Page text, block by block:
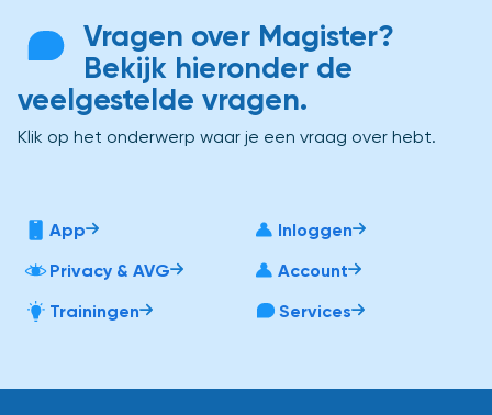
Vragen over Magister?
Bekijk hieronder de
veelgestelde vragen.
Klik op het onderwerp waar je een vraag over hebt.
App
Inloggen
Privacy & AVG
Account
Trainingen
Services